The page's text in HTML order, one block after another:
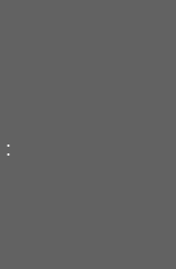
: